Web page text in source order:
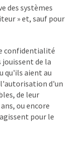
des systèmes
» et, sauf pour
confidentialité
de la
qu'ils aient au
l'autorisation d'un
de leur
ou encore
pour le